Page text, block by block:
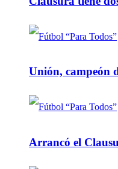
Unión, campeón
Arrancó el